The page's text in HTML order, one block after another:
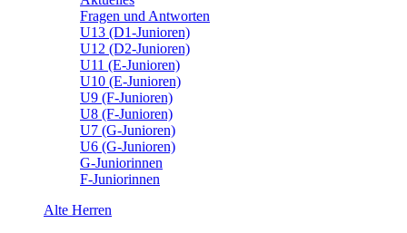
Fragen und Antworten
U13 (D1-Junioren)
U12 (D2-Junioren)
U11 (E-Junioren)
U10 (E-Junioren)
U9 (F-Junioren)
U8 (F-Junioren)
U7 (G-Junioren)
U6 (G-Junioren)
G-Juniorinnen
F-Juniorinnen
Alte Herren